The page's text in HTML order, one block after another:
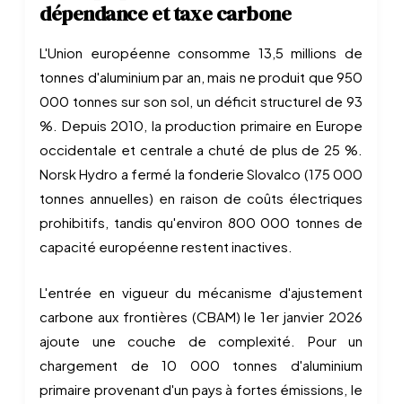
dépendance et taxe carbone
L'Union européenne consomme 13,5 millions de
tonnes d'aluminium par an, mais ne produit que 950
000 tonnes sur son sol, un déficit structurel de 93
%. Depuis 2010, la production primaire en Europe
occidentale et centrale a chuté de plus de 25 %.
Norsk Hydro a fermé la fonderie Slovalco (175 000
tonnes annuelles) en raison de coûts électriques
prohibitifs, tandis qu'environ 800 000 tonnes de
capacité européenne restent inactives.
L'entrée en vigueur du mécanisme d'ajustement
carbone aux frontières (CBAM) le 1er janvier 2026
ajoute une couche de complexité. Pour un
chargement de 10 000 tonnes d'aluminium
primaire provenant d'un pays à fortes émissions, le